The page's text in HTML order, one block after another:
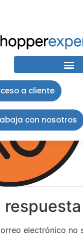
a cliente
con nosotros
respuesta
electrónico no